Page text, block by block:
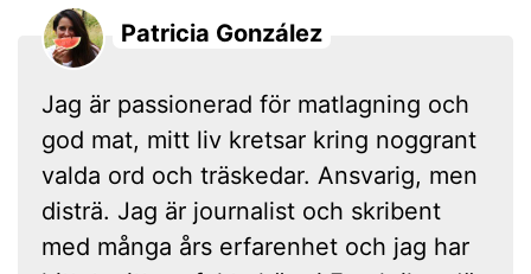
Patricia González
Jag är passionerad för matlagning och
god mat, mitt liv kretsar kring noggrant
valda ord och träskedar. Ansvarig, men
disträ. Jag är journalist och skribent
med många års erfarenhet och jag har